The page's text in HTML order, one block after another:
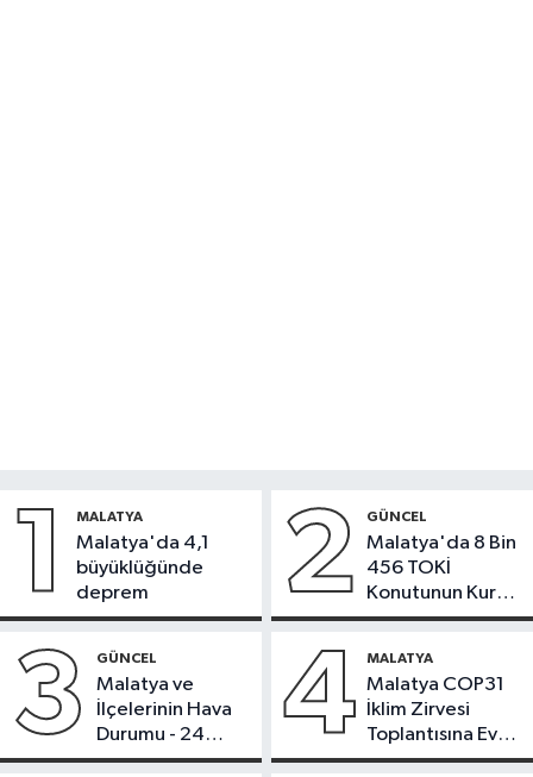
1 MALATYA
Malatya'da 4,1
büyüklüğünde
deprem
2 GÜNCEL
Malatya'da 8 Bin
456 TOKİ
Konutunun Kurası
Bugün Çekiliyor
3 GÜNCEL
Malatya ve
İlçelerinin Hava
Durumu - 24
Temmuz 2026
4 MALATYA
Malatya COP31
İklim Zirvesi
Toplantısına Ev
Sahipliği Yaptı